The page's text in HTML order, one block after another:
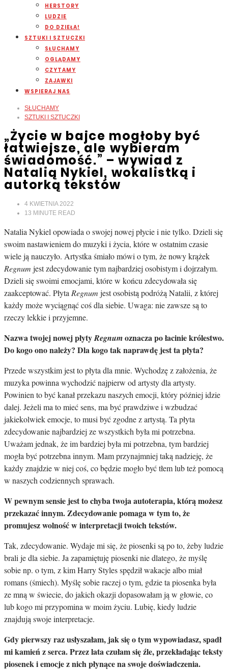
HERSTORY
LUDZIE
DO DZIEŁA!
SZTUKI I SZTUCZKI
SŁUCHAMY
OGLĄDAMY
CZYTAMY
ZAJAWKI
WSPIERAJ NAS
SŁUCHAMY
SZTUKI I SZTUCZKI
„Życie w bajce mogłoby być
łatwiejsze, ale wybieram
świadomość.” – wywiad z
Natalią Nykiel, wokalistką i
autorką tekstów
4 KWIETNIA 2022
13 MINUTE READ
Natalia Nykiel opowiada o swojej nowej płycie i nie tylko. Dzieli się
swoim nastawieniem do muzyki i życia, które w ostatnim czasie
wiele ją nauczyło. Artystka śmiało mówi o tym, że nowy krążek
Regnum jest zdecydowanie tym najbardziej osobistym i dojrzałym.
Dzieli się swoimi emocjami, które w końcu zdecydowała się
zaakceptować. Płyta Regnum jest osobistą podróżą Natalii, z której
każdy może wyciągnąć coś dla siebie. Uwaga: nie zawsze są to
rzeczy lekkie i przyjemne.
Nazwa twojej nowej płytyRegnumoznacza po łacinie królestwo.
Do kogo ono należy? Dla kogo tak naprawdę jest ta płyta?
Przede wszystkim jest to płyta dla mnie. Wychodzę z założenia, że
muzyka powinna wychodzić najpierw od artysty dla artysty.
Powinien to być kanał przekazu naszych emocji, który później idzie
dalej. Jeżeli ma to mieć sens, ma być prawdziwe i wzbudzać
jakiekolwiek emocje, to musi być zgodne z artystą. Ta płyta
zdecydowanie najbardziej ze wszystkich była mi potrzebna.
Uważam jednak, że im bardziej była mi potrzebna, tym bardziej
mogła być potrzebna innym. Mam przynajmniej taką nadzieję, że
każdy znajdzie w niej coś, co będzie mogło być tłem lub też pomocą
w naszych codziennych sprawach.
W pewnym sensie jest to chyba twoja autoterapia, którą możesz
przekazać innym. Zdecydowanie pomaga w tym to, że
promujesz wolność w interpretacji twoich tekstów.
Tak, zdecydowanie. Wydaje mi się, że piosenki są po to, żeby ludzie
brali je dla siebie. Ja zapamiętuję piosenki nie dlatego, że myślę
sobie np. o tym, z kim Harry Styles spędził wakacje albo miał
romans (śmiech). Myślę sobie raczej o tym, gdzie ta piosenka była
ze mną w świecie, do jakich okazji dopasowałam ją w głowie, co
lub kogo mi przypomina w moim życiu. Lubię, kiedy ludzie
znajdują swoje interpretacje.
Gdy pierwszy raz usłyszałam, jak się o tym wypowiadasz, spadł
mi kamień z serca. Przez lata czułam się źle, przekładając teksty
piosenek i emocje z nich płynące na swoje doświadczenia.